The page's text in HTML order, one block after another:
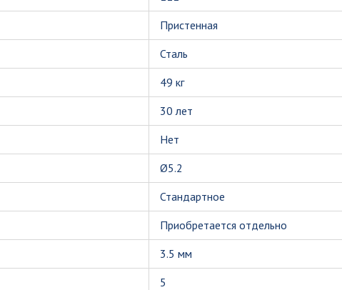
Пристенная
Сталь
49 кг
30 лет
Нет
Ø5.2
Стандартное
Приобретается отдельно
3.5 мм
5